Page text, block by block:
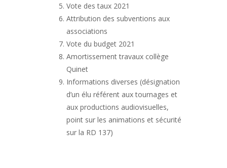
Vote des taux 2021
Attribution des subventions aux
associations
Vote du budget 2021
Amortissement travaux collège
Quinet
Informations diverses (désignation
d’un élu référent aux tournages et
aux productions audiovisuelles,
point sur les animations et sécurité
sur la RD 137)